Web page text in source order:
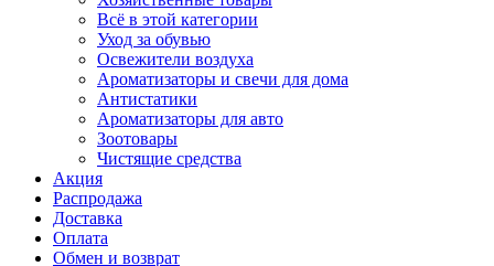
Всё в этой категории
Уход за обувью
Освежители воздуха
Ароматизаторы и свечи для дома
Антистатики
Ароматизаторы для авто
Зоотовары
Чистящие средства
Акция
Распродажа
Доставка
Оплата
Обмен и возврат